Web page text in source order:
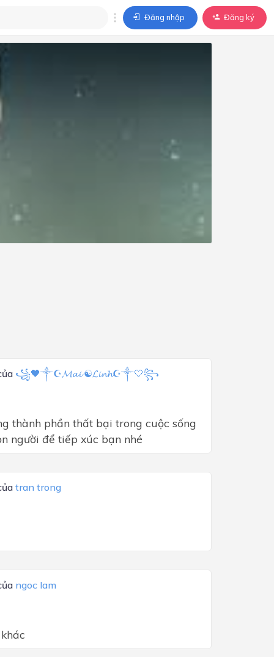
lời
lời cho câu hỏi của
Đăng nhập Đăng ký
BÀI HỌC
꧁🖤༒☪𝓜𝓪𝓲 ☯︎𝓛𝓲𝓷𝓱☪༒🤍꧂
thành phần thất bại trong cuộc sống
người để tiếp xúc bạn nhé
tran trong
ngoc lam